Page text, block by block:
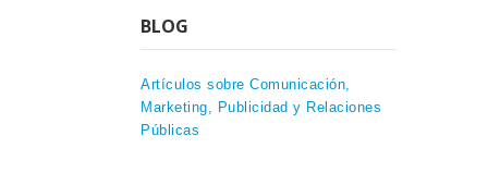
BLOG
Artículos sobre Comunicación,
Marketing, Publicidad y Relaciones
Públicas